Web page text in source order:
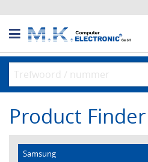
Product Finder